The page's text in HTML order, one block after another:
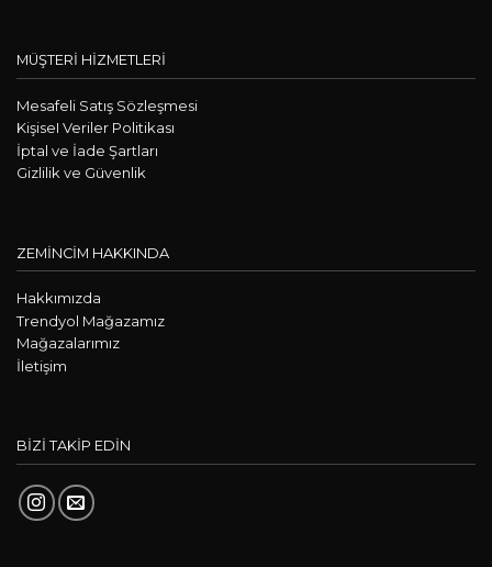
MÜŞTERİ HİZMETLERİ
Mesafeli Satış Sözleşmesi
KişiseI Veriler Politikası
İptal ve İade Şartları
Gizlilik ve Güvenlik
ZEMİNCİM HAKKINDA
Hakkımızda
Trendyol Mağazamız
Mağazalarımız
İletişim
BİZİ TAKİP EDİN